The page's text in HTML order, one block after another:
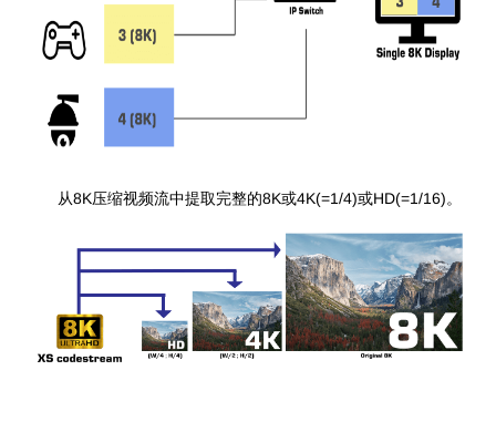
从8K压缩视频流中提取完整的8K或4K(=1/4)或HD(=1/16)。